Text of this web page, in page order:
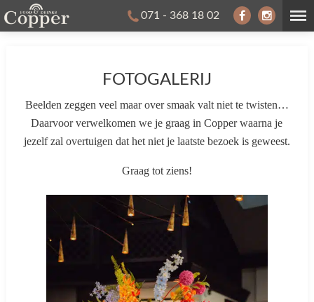
071 - 368 18 02
FOTOGALERIJ
Beelden zeggen veel maar over smaak valt niet te twisten…
Daarvoor verwelkomen we je graag in Copper waarna je
jezelf zal overtuigen dat het niet je laatste bezoek is geweest.
Graag tot ziens!